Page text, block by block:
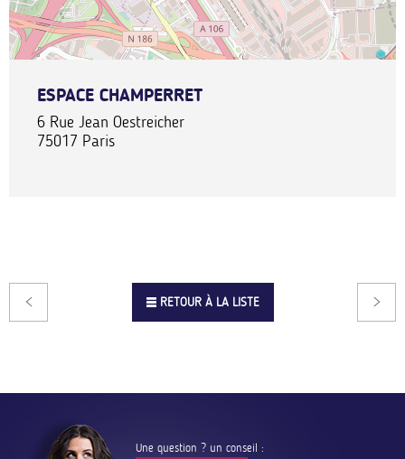
ESPACE CHAMPERRET
6 Rue Jean Oestreicher
75017 Paris
RETOUR À LA LISTE
Une question ? un conseil :